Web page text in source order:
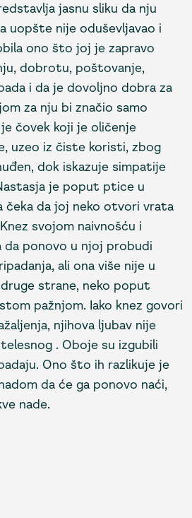
jasnu sliku da nju
uopšte nije oduševljavao i
ono što joj je zapravo
dobrotu, poštovanje,
i da je dovoljno dobra za
za nju bi značio samo
čovek koji je oličenje
uzeo iz čiste koristi, zbog
dok iskazuje simpatije
je poput ptice u
čeka da joj neko otvori vrata
svojom naivnošću i
ponovo u njoj probudi
ali ona više nije u
strane, neko poput
pažnjom. Iako knez govori
njihova ljubav nije
. Oboje su izgubili
Ono što ih razlikuje je
da će ga ponovo naći,
nade.